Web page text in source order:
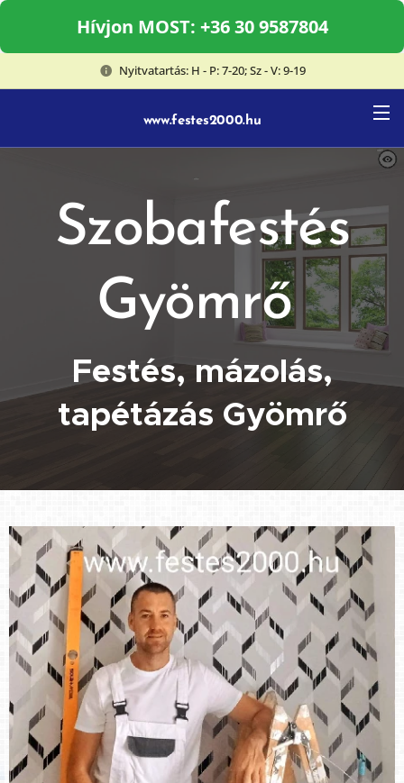
Hívjon MOST: +36 30 9587804
Nyitvatartás: H - P: 7-20; Sz - V: 9-19
www.festes2000.hu
Szobafestés
Gyömrő
Festés, mázolás,
tapétázás Gyömrő